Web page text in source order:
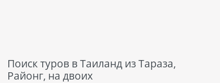
Поиск туров в Таиланд из Тараза,
Районг, на двоих